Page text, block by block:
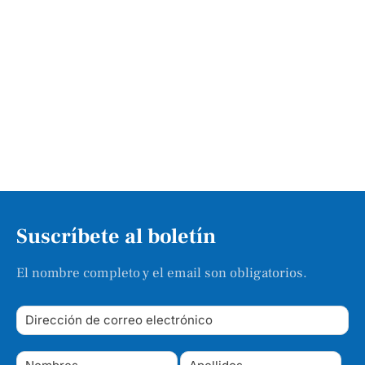
Suscríbete al boletín
El nombre completo y el email son obligatorios.